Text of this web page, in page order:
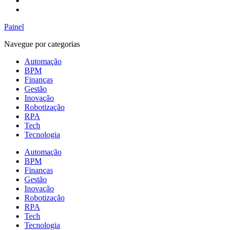
Painel
Navegue por categorias
Automação
BPM
Finanças
Gestão
Inovação
Robotização
RPA
Tech
Tecnologia
Automação
BPM
Finanças
Gestão
Inovação
Robotização
RPA
Tech
Tecnologia